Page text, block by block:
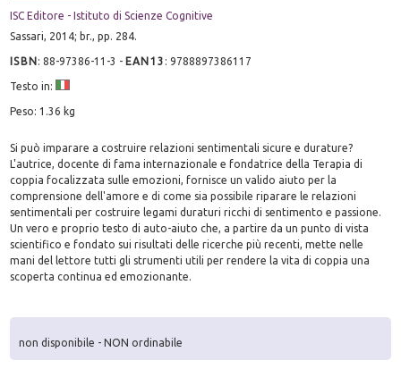
ISC Editore - Istituto di Scienze Cognitive
Sassari, 2014; br., pp. 284.
ISBN:88-97386-11-3 - EAN13 :9788897386117
Testo in:
Peso: 1.36 kg
Si può imparare a costruire relazioni sentimentali sicure e durature?
L'autrice, docente di fama internazionale e fondatrice della Terapia di
coppia focalizzata sulle emozioni, fornisce un valido aiuto per la
comprensione dell'amore e di come sia possibile riparare le relazioni
sentimentali per costruire legami duraturi ricchi di sentimento e passione.
Un vero e proprio testo di auto-aiuto che, a partire da un punto di vista
scientifico e fondato sui risultati delle ricerche più recenti, mette nelle
mani del lettore tutti gli strumenti utili per rendere la vita di coppia una
scoperta continua ed emozionante.
non disponibile - NON ordinabile